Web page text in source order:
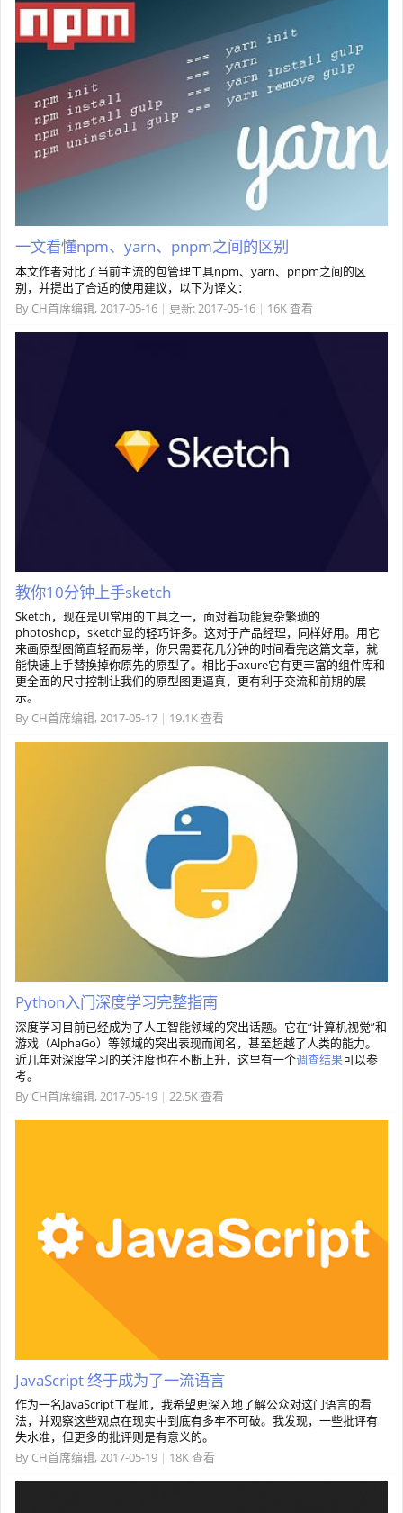
一文看懂npm、yarn、pnpm之间的区别
本文作者对比了当前主流的包管理工具npm、yarn、pnpm之间的区
别，并提出了合适的使用建议，以下为译文：
By CH首席编辑, 2017-05-16 | 更新: 2017-05-16 | 16K 查看
教你10分钟上手sketch
Sketch，现在是UI常用的工具之一，面对着功能复杂繁琐的
photoshop，sketch显的轻巧许多。这对于产品经理，同样好用。用它
来画原型图简直轻而易举，你只需要花几分钟的时间看完这篇文章，就
能快速上手替换掉你原先的原型了。相比于axure它有更丰富的组件库和
更全面的尺寸控制让我们的原型图更逼真，更有利于交流和前期的展
示。
By CH首席编辑, 2017-05-17 | 19.1K 查看
Python入门深度学习完整指南
深度学习目前已经成为了人工智能领域的突出话题。它在“计算机视觉”和
游戏（AlphaGo）等领域的突出表现而闻名，甚至超越了人类的能力。
近几年对深度学习的关注度也在不断上升，这里有一个调查结果可以参
考。
By CH首席编辑, 2017-05-19 | 22.5K 查看
JavaScript 终于成为了一流语言
作为一名JavaScript工程师，我希望更深入地了解公众对这门语言的看
法，并观察这些观点在现实中到底有多牢不可破。我发现，一些批评有
失水准，但更多的批评则是有意义的。
By CH首席编辑, 2017-05-19 | 18K 查看